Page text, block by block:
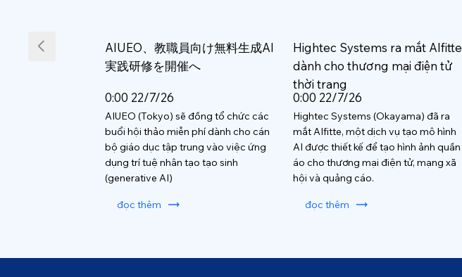
AIUEO、教職員向け無料生成AI
実践研修を開催へ
0:00 22/7/26
AIUEO (Tokyo) sẽ đồng tổ chức các
buổi hội thảo miễn phí dành cho cán
bộ giáo dục tập trung vào việc ứng
dụng trí tuệ nhân tạo tạo sinh
(generative AI)
đọc thêm
Hightec Systems ra mắt AIfitte
dành cho thương mại điện tử
thời trang
0:00 22/7/26
Hightec Systems (Okayama) đã ra
mắt AIfitte, một dịch vụ tạo mô hình
AI được thiết kế để tạo hình ảnh quần
áo cho thương mại điện tử, mạng xã
hội và quảng cáo.
đọc thêm